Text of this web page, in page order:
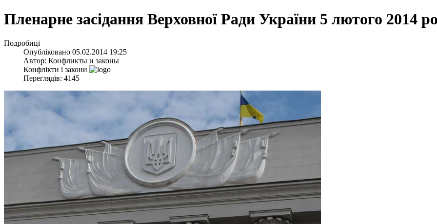
Пленарне засідання Верховної Ради України 5 лютого 2014
Подробиці
Опубліковано 05.02.2014 19:25
Автор: Конфликты и законы
Конфлікти і закони
Переглядів: 4145